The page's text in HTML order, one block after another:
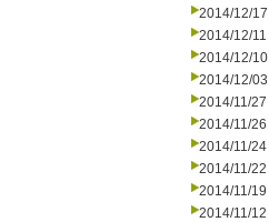
2014/12/17
2014/12/11
2014/12/10
2014/12/03
2014/11/27
2014/11/26
2014/11/24
2014/11/22
2014/11/19
2014/11/12